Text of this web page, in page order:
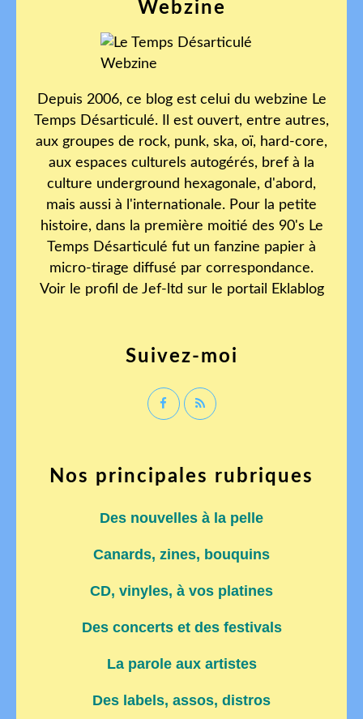
Webzine
Depuis 2006, ce blog est celui du webzine Le
Temps Désarticulé. Il est ouvert, entre autres,
aux groupes de rock, punk, ska, oï, hard-core,
aux espaces culturels autogérés, bref à la
culture underground hexagonale, d'abord,
mais aussi à l'internationale. Pour la petite
histoire, dans la première moitié des 90's Le
Temps Désarticulé fut un fanzine papier à
micro-tirage diffusé par correspondance.
Voir le profil de Jef-ltd sur le portail Eklablog
Suivez-moi
Nos principales rubriques
Des nouvelles à la pelle
Canards, zines, bouquins
CD, vinyles, à vos platines
Des concerts et des festivals
La parole aux artistes
Des labels, assos, distros